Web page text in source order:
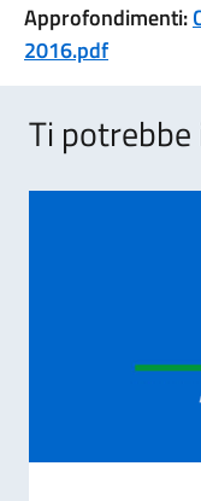
Approfondimenti:
2016.pdf
Ti potrebbe